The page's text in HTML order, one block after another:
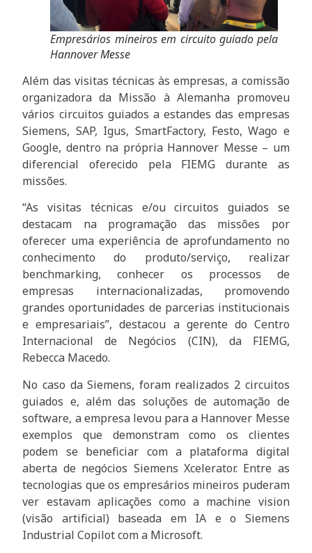
Empresários mineiros em circuito guiado pela
Hannover Messe
Além das visitas técnicas às empresas, a comissão
organizadora da Missão à Alemanha promoveu
vários circuitos guiados a estandes das empresas
Siemens, SAP, Igus, SmartFactory, Festo, Wago e
Google, dentro na própria Hannover Messe – um
diferencial oferecido pela FIEMG durante as
missões.
“As visitas técnicas e/ou circuitos guiados se
destacam na programação das missões por
oferecer uma experiência de aprofundamento no
conhecimento do produto/serviço, realizar
benchmarking, conhecer os processos de
empresas internacionalizadas, promovendo
grandes oportunidades de parcerias institucionais
e empresariais”, destacou a gerente do Centro
Internacional de Negócios (CIN), da FIEMG,
Rebecca Macedo.
No caso da Siemens, foram realizados 2 circuitos
guiados e, além das soluções de automação de
software, a empresa levou para a Hannover Messe
exemplos que demonstram como os clientes
podem se beneficiar com a plataforma digital
aberta de negócios Siemens Xcelerator. Entre as
tecnologias que os empresários mineiros puderam
ver estavam aplicações como a machine vision
(visão artificial) baseada em IA e o Siemens
Industrial Copilot com a Microsoft.